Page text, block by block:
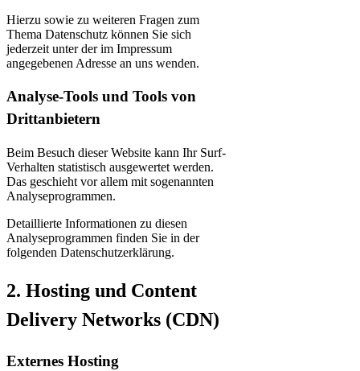
Hierzu sowie zu weiteren Fragen zum
Thema Datenschutz können Sie sich
jederzeit unter der im Impressum
angegebenen Adresse an uns wenden.
Analyse-Tools und Tools von
Dritt­anbietern
Beim Besuch dieser Website kann Ihr Surf-
Verhalten statistisch ausgewertet werden.
Das geschieht vor allem mit sogenannten
Analyseprogrammen.
Detaillierte Informationen zu diesen
Analyseprogrammen finden Sie in der
folgenden Datenschutzerklärung.
2. Hosting und Content
Delivery Networks (CDN)
Externes Hosting